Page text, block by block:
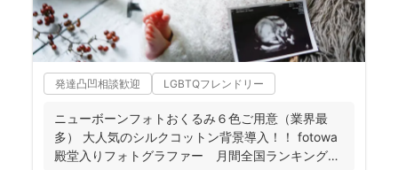
発達凸凹相談歓迎 LGBTQフレンドリー
ニューボーンフォトおくるみ６色ご用意（業界最
多） 大人気のシルクコットン背景導入！！ fotowa
殿堂入りフォトグラファー 月間全国ランキング１